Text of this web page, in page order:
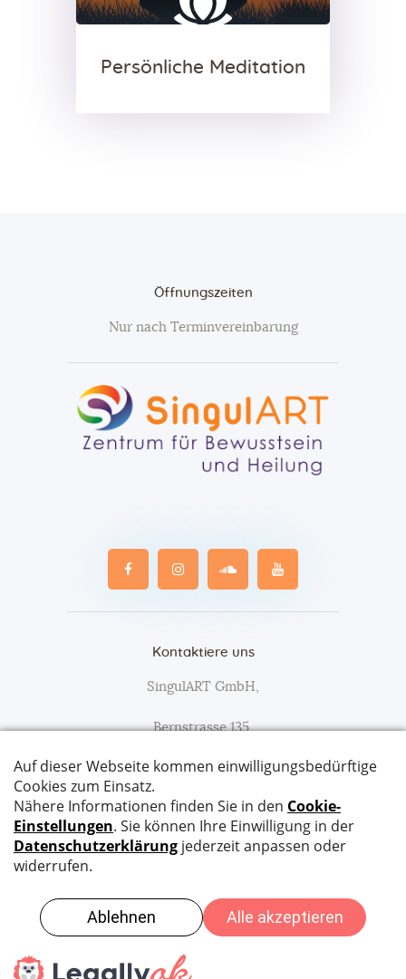
Persönliche Meditation
Öffnungszeiten
Nur nach Terminvereinbarung
Kontaktiere uns
SingulART GmbH,
Bernstrasse 135,
3627 Heimberg
Tel: 079 652 90 47
Email:info@singulart.ch
SingulART © 2026. All Rights Reserved. WebsiteCompiaz Design
|Datenschutz|Impressum|AGB|Kontakt